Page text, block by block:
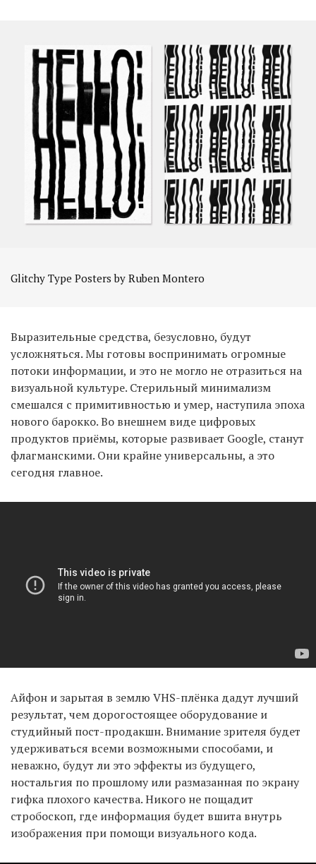
Glitchy Type Posters by Ruben Montero
Выразительные средства, безусловно, будут
усложняться. Мы готовы воспринимать огромные
потоки информации, и это не могло не отразиться на
визуальной культуре. Стерильный минимализм
смешался с примитивностью и умер, наступила эпоха
нового барокко. Во внешнем виде цифровых
продуктов приёмы, которые развивает Google, станут
флагманскими. Они крайне универсальны, а это
сегодня главное.
Айфон и зарытая в землю VHS-плёнка дадут лучший
результат, чем дорогостоящее оборудование и
студийный пост-продакшн. Внимание зрителя будет
удерживаться всеми возможными способами, и
неважно, будут ли это эффекты из будущего,
ностальгия по прошлому или размазанная по экрану
гифка плохого качества. Никого не пощадит
стробоскоп, где информация будет вшита внутрь
изображения при помощи визуального кода.